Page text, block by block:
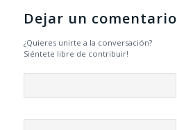
Dejar un comentario
¿Quieres unirte a la conversación?
Siéntete libre de contribuir!